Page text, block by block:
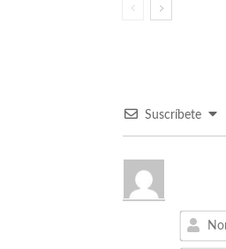
Suscríbete